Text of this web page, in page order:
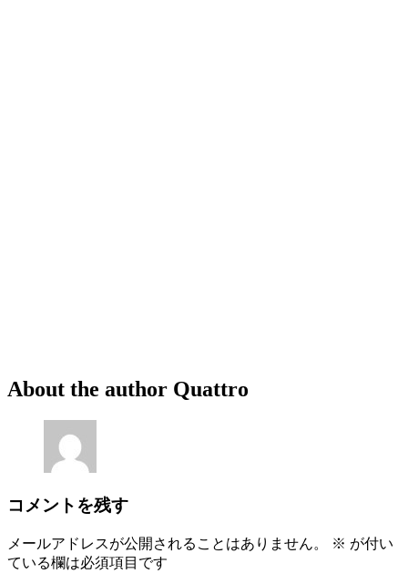
About the author Quattro
コメントを残す
メールアドレスが公開されることはありません。 ※ が付い
ている欄は必須項目です